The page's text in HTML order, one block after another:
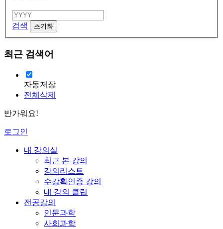
검색
최근 검색어
자동저장
전체삭제
반가워요!
로그인
내 강의실
최근 본 강의
강의리스트
수강확인증 강의
내 강의 클립
전공강의
인문과학
사회과학